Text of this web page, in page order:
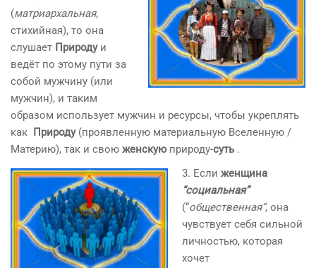
(матриархальная,
стихийная), то она
слушает Природу и
ведёт по этому пути за
собой мужчину (или
мужчин), и таким
образом использует мужчин и ресурсы, чтобы укреплять
как
Природу(проявленную материальную Вселенную /
Материю), так и свою женскую природу-суть .
3. Если женщина
“социальная”
(“общественная”, она
чувствует себя сильной
личностью, которая
хочет